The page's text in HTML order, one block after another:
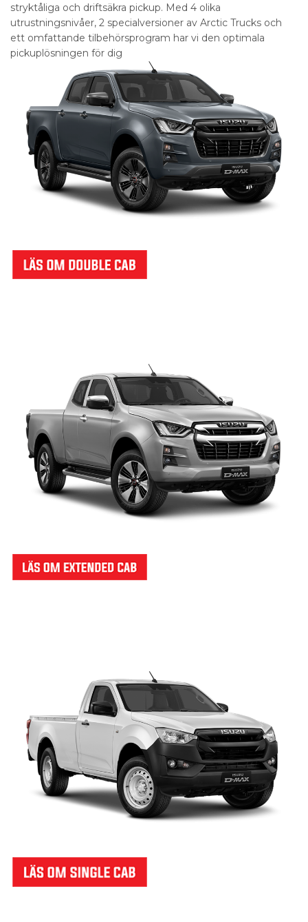
stryktåliga och driftsäkra pickup. Med 4 olika
utrustningsnivåer, 2 specialversioner av Arctic Trucks och
ett omfattande tilbehörsprogram har vi den optimala
pickuplösningen för dig